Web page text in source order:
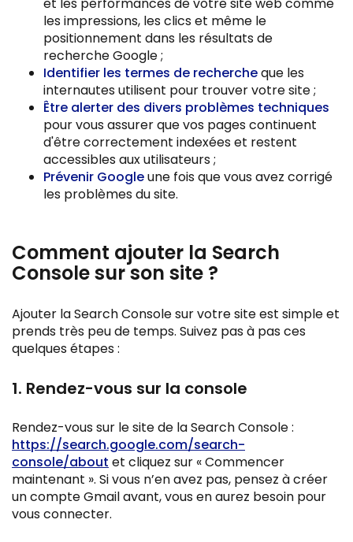
les impressions, les clics et même le
positionnement dans les résultats de
recherche Google ;
Identifier les termes de rechercheque les
internautes utilisent pour trouver votre site ;
Être alerter des divers problèmes techniques
pour vous assurer que vos pages continuent
d'être correctement indexées et restent
accessibles aux utilisateurs ;
Prévenir Googleune fois que vous avez corrigé
les problèmes du site.
Comment ajouter la Search
Console sur son site ?
Ajouter la Search Console sur votre site est simple et
prends très peu de temps. Suivez pas à pas ces
quelques étapes :
1. Rendez-vous sur la console
Rendez-vous sur le site de la Search Console :
https://search.google.com/search-
console/about et cliquez sur « Commencer
maintenant ». Si vous n’en avez pas, pensez à créer
un compte Gmail avant, vous en aurez besoin pour
vous connecter.